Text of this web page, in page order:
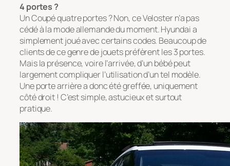
4 portes ?
Un Coupé quatre portes ? Non, ce Veloster n’a pas
cédé à la mode allemande du moment. Hyundai a
simplement joué avec certains codes. Beaucoup de
clients de ce genre de jouets préfèrent les 3 portes.
Mais la présence, voire l’arrivée, d’un bébé peut
largement compliquer l’utilisation d’un tel modèle.
Une porte arrière a donc été greffée, uniquement
côté droit ! C’est simple, astucieux et surtout
pratique.